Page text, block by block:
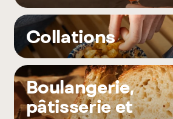
Collations
Boulangerie,
pâtisserie et